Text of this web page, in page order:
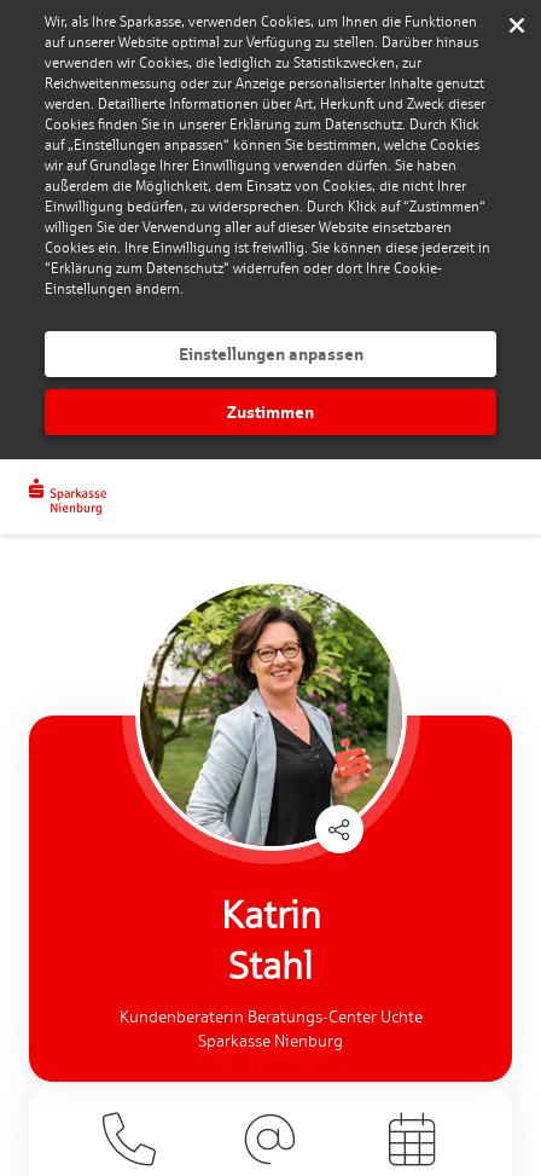
Wir, als Ihre Sparkasse, verwenden Cookies, um Ihnen die Funktionen
auf unserer Website optimal zur Verfügung zu stellen. Darüber hinaus
verwenden wir Cookies, die lediglich zu Statistikzwecken, zur
Reichweitenmessung oder zur Anzeige personalisierter Inhalte genutzt
werden. Detaillierte Informationen über Art, Herkunft und Zweck dieser
Cookies finden Sie in unserer Erklärung zum Datenschutz. Durch Klick
auf „Einstellungen anpassen“ können Sie bestimmen, welche Cookies
wir auf Grundlage Ihrer Einwilligung verwenden dürfen. Sie haben
außerdem die Möglichkeit, dem Einsatz von Cookies, die nicht Ihrer
Einwilligung bedürfen, zu widersprechen. Durch Klick auf “Zustimmen“
willigen Sie der Verwendung aller auf dieser Website einsetzbaren
Cookies ein. Ihre Einwilligung ist freiwillig. Sie können diese jederzeit in
"Erklärung zum Datenschutz" widerrufen oder dort Ihre Cookie-
Einstellungen ändern.
Einstellungen anpassen
Zustimmen
Katrin
Stahl
Kundenberaterin Beratungs-Center Uchte
Sparkasse Nienburg